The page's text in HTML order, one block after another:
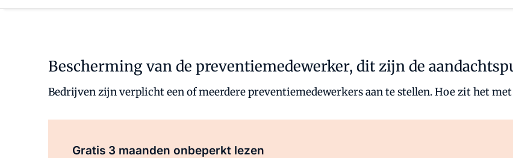
Bescherming van de preventiemedewerker, dit zijn de
Bedrijven zijn verplicht een of meerdere preventiemedewerkers aan te stellen. Hoe zit het
Gratis 3 maanden onbeperkt lezen